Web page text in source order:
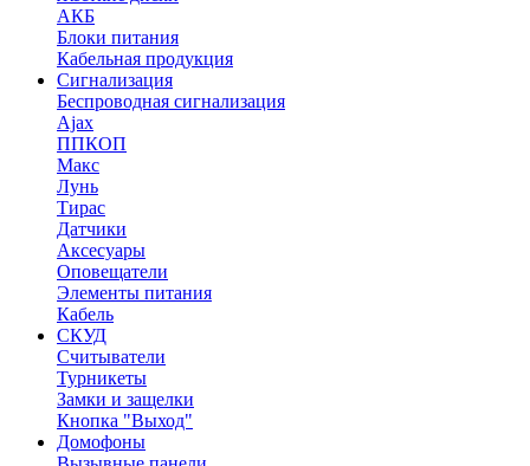
АКБ
Блоки питания
Кабельная продукция
Сигнализация
Беспроводная сигнализация
Ajax
ППКОП
Макс
Лунь
Тирас
Датчики
Аксесуары
Оповещатели
Элементы питания
Кабель
СКУД
Считыватели
Турникеты
Замки и защелки
Кнопка "Выход"
Домофоны